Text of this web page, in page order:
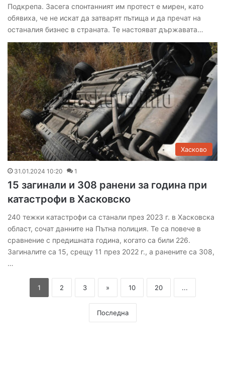
Подкрепа. Засега спонтанният им протест е мирен, като
обявиха, че не искат да затварят пътища и да пречат на
останалия бизнес в страната. Те настояват държавата…
Хасково
31.01.2024 10:20 1
15 загинали и 308 ранени за година при
катастрофи в Хасковско
240 тежки катастрофи са станали през 2023 г. в Хасковска
област, сочат данните на Пътна полиция. Те са повече в
сравнение с предишната година, когато са били 226.
Загиналите са 15, срещу 11 през 2022 г., а ранените са 308,
…
1 2 3 » 10 20 ...
Последна